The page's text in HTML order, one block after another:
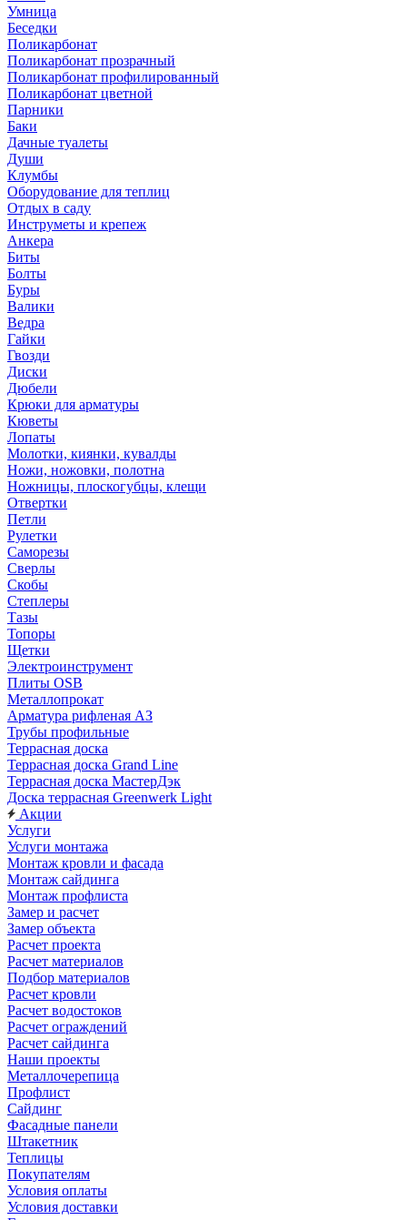
Умница
Беседки
Поликарбонат
Поликарбонат прозрачный
Поликарбонат профилированный
Поликарбонат цветной
Парники
Баки
Дачные туалеты
Души
Клумбы
Оборудование для теплиц
Отдых в саду
Инструметы и крепеж
Анкера
Биты
Болты
Буры
Валики
Ведра
Гайки
Гвозди
Диски
Дюбели
Крюки для арматуры
Кюветы
Лопаты
Молотки, киянки, кувалды
Ножи, ножовки, полотна
Ножницы, плоскогубцы, клещи
Отвертки
Петли
Рулетки
Саморезы
Сверлы
Скобы
Степлеры
Тазы
Топоры
Щетки
Электроинструмент
Плиты OSB
Металлопрокат
Арматура рифленая АЗ
Трубы профильные
Террасная доска
Террасная доска Grand Line
Террасная доска МастерДэк
Доска террасная Greenwerk Light
Акции
Услуги
Услуги монтажа
Монтаж кровли и фасада
Монтаж сайдинга
Монтаж профлиста
Замер и расчет
Замер объекта
Расчет проекта
Расчет материалов
Подбор материалов
Расчет кровли
Расчет водостоков
Расчет ограждений
Расчет сайдинга
Наши проекты
Металлочерепица
Профлист
Сайдинг
Фасадные панели
Штакетник
Теплицы
Покупателям
Условия оплаты
Условия доставки